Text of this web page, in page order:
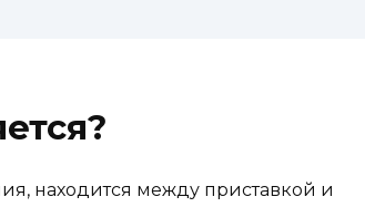
находится между приставкой и